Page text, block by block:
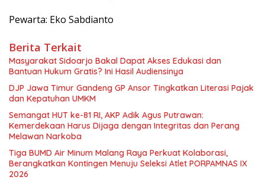
Pewarta: Eko Sabdianto
Berita Terkait
Masyarakat Sidoarjo Bakal Dapat Akses Edukasi dan
Bantuan Hukum Gratis? Ini Hasil Audiensinya
DJP Jawa Timur Gandeng GP Ansor Tingkatkan Literasi Pajak
dan Kepatuhan UMKM
Semangat HUT ke-81 RI, AKP Adik Agus Putrawan:
Kemerdekaan Harus Dijaga dengan Integritas dan Perang
Melawan Narkoba
Tiga BUMD Air Minum Malang Raya Perkuat Kolaborasi,
Berangkatkan Kontingen Menuju Seleksi Atlet PORPAMNAS IX
2026